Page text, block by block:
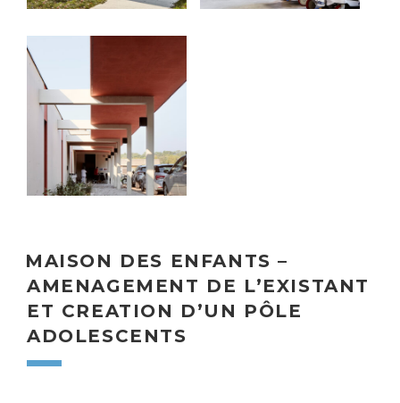
MAISON DES ENFANTS –
AMENAGEMENT DE L’EXISTANT
ET CREATION D’UN PÔLE
ADOLESCENTS